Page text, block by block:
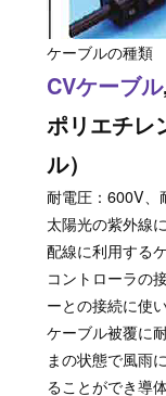
ケーブルの種類
CVケーブル
ポリエチレ
ル）
耐電圧：600V
太陽光の紫外線
配線に利用する
コントローラの
ーとの接続に使い
ケーブル被覆に
まの状態で風雨
ることができ導